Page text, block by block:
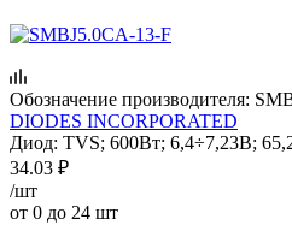
Обозначение производителя:
DIODES INCORPORATED
Диод: TVS; 600Вт; 6,4÷7,23В;
34.03 ₽
/шт
от 0 до 24 шт